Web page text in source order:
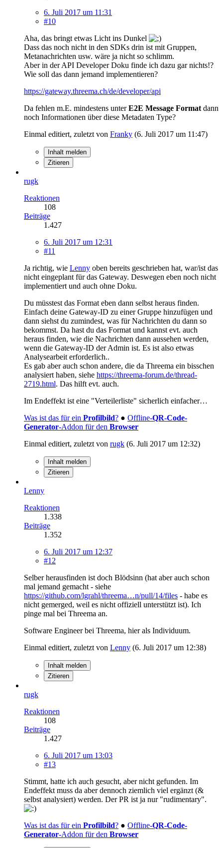
6. Juli 2017 um 11:31
#10
Aha, das bringt etwas Licht ins Dunkel
Dass das noch nicht in den SDKs drin ist mit Gruppen,
Metanachrichten usw. wäre ja nicht so schlimm.
Aber in der API Developer Doku finde ich dazu gar nichts!?
Wie soll das dann jemand implementieren?
https://gateway.threema.ch/de/developer/api
Da fehlen m.E. mindestens unterE2E Message Format dann
noch Informationen über diese Metadaten Type?
Einmal editiert, zuletzt von Franky (6. Juli 2017 um 11:47)
Inhalt melden
Zitieren
rugk
Reaktionen
108
Beiträge
1.427
6. Juli 2017 um 12:31
#11
Ja richtig, wie Lenny oben bereits geschrieben hat, war/ist das
nicht eingeplant für das Gateway. Deswegen eben noch nicht
implementiert und auch ohne Doku.
Du müsstest das Format eben dann selbst heraus finden.
Einfach deine Gateway-ID zu einer Gruppe hinzufügen und
dann siehst du zumindest, was für Nachrichten du dann so
bekommst. Da hast du das Format und kannst evt. auch
heraus finden, wie die Nachrichten dann aussehen werden,
wenn die Gateway-ID der Admin ist. Es ist also etwas
Analysearbeit erforderlich..
Es gab aber auch schon andere, die da Threema ein bisschen
analysiert haben, siehe https://threema-forum.de/thread-
2719.html. Das hilft evt. auch.
Im Endeffekt ist eine "Verteilerliste" sicherlich einfacher…
Was ist das für ein Profilbild? ● Offline-QR-Code-
Generator-Addon für den Browser
Einmal editiert, zuletzt von rugk (6. Juli 2017 um 12:32)
Inhalt melden
Zitieren
Lenny
Reaktionen
1.338
Beiträge
1.352
6. Juli 2017 um 12:37
#12
Selber herausfinden ist doch Blödsinn (hat aber auch schon
mal jemand gemacht - siehe
https://github.com/lgrahl/threema…n/pull/14/files - habe es
nicht gemerged, weil es nicht offiziell unterstützt ist). Ich
pinge mal bei Threema an.
Software Engineer bei Threema, hier als Individuum.
Einmal editiert, zuletzt von Lenny (6. Juli 2017 um 12:38)
Inhalt melden
Zitieren
rugk
Reaktionen
108
Beiträge
1.427
6. Juli 2017 um 13:03
#13
Stimmt, hatte ich auch gesucht, aber nicht gefunden. Im
Endeffekt muss da aber dennoch ziemlich viel ergänzt (&
selbst analysiert) werden. Der PR ist ja nur "rudimentary".
Was ist das für ein Profilbild? ● Offline-QR-Code-
Generator-Addon für den Browser